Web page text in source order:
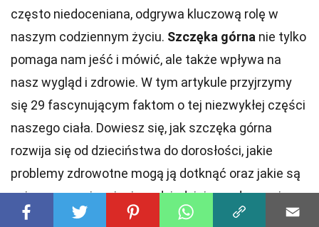
często niedoceniana, odgrywa kluczową rolę w
naszym codziennym życiu. Szczęka górna nie tylko
pomaga nam jeść i mówić, ale także wpływa na
nasz wygląd i zdrowie. W tym artykule przyjrzymy
się 29 fascynującym faktom o tej niezwykłej części
naszego ciała. Dowiesz się, jak szczęka górna
rozwija się od dzieciństwa do dorosłości, jakie
problemy zdrowotne mogą ją dotknąć oraz jakie są
najnowsze osiągnięcia w dziedzinie medycyny i
stomatologii dotyczące jej leczenia. Przygotuj się